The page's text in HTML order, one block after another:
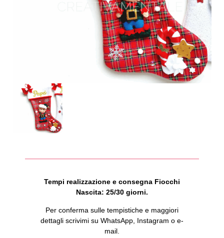
Tempi realizzazione e consegna Fiocchi
Nascita: 25/30 giorni.
Per conferma sulle tempistiche e maggiori
dettagli scrivimi su WhatsApp, Instagram o e-
mail.